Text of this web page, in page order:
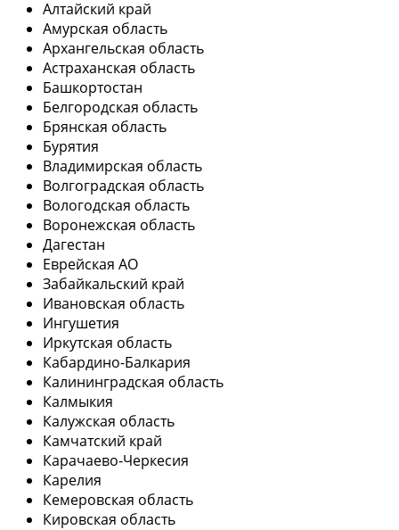
Алтайский край
Амурская область
Архангельская область
Астраханская область
Башкортостан
Белгородская область
Брянская область
Бурятия
Владимирская область
Волгоградская область
Вологодская область
Воронежская область
Дагестан
Еврейская АО
Забайкальский край
Ивановская область
Ингушетия
Иркутская область
Кабардино-Балкария
Калининградская область
Калмыкия
Калужская область
Камчатский край
Карачаево-Черкесия
Карелия
Кемеровская область
Кировская область